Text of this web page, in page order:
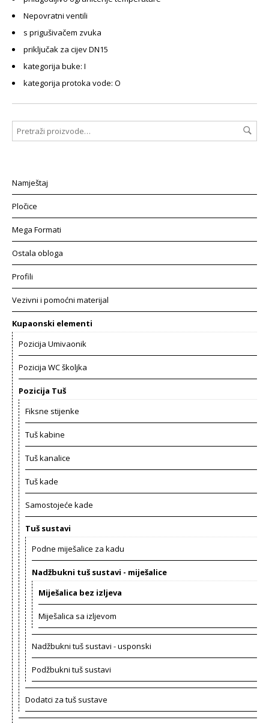
Nepovratni ventili
s prigušivačem zvuka
priključak za cijev DN15
kategorija buke: I
kategorija protoka vode: O
Namještaj
Pločice
Mega Formati
Ostala obloga
Profili
Vezivni i pomoćni materijal
Kupaonski elementi
Pozicija Umivaonik
Pozicija WC školjka
Pozicija Tuš
Fiksne stijenke
Tuš kabine
Tuš kanalice
Tuš kade
Samostojeće kade
Tuš sustavi
Podne miješalice za kadu
Nadžbukni tuš sustavi - miješalice
Miješalica bez izljeva
Miješalica sa izljevom
Nadžbukni tuš sustavi - usponski
Podžbukni tuš sustavi
Dodatci za tuš sustave